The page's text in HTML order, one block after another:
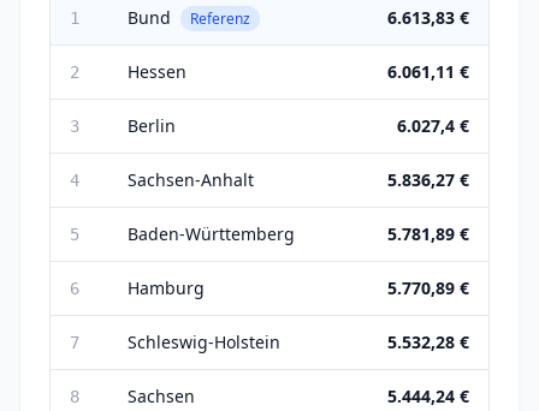
1 Bund Referenz 6.613,83 €
2 Hessen 6.061,11 €
3 Berlin 6.027,4 €
4 Sachsen-Anhalt 5.836,27 €
5 Baden-Württemberg 5.781,89 €
6 Hamburg 5.770,89 €
7 Schleswig-Holstein 5.532,28 €
8 Sachsen 5.444,24 €